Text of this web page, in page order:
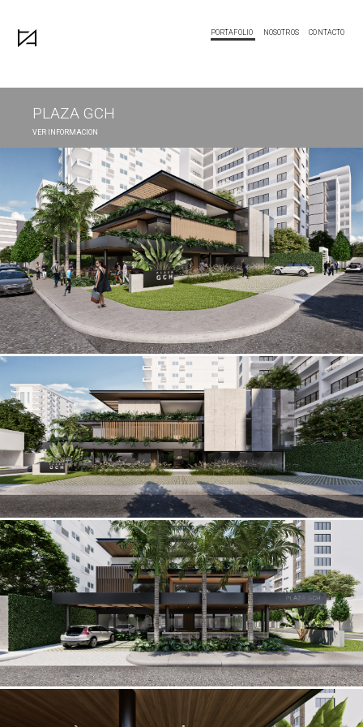
PORTAFOLIO NOSOTROS CONTACTO
PLAZA GCH
VER INFORMACION